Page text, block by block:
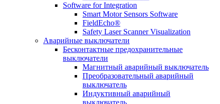
Software for Integration
Smart Motor Sensors Software
FieldEcho®
Safety Laser Scanner Visualization
Аварийные выключатели
Бесконтактные предохранительные
выключатели
Магнитный аварийный выключатель
Преобразовательный аварийный
выключатель
Индуктивный аварийный
выключатель